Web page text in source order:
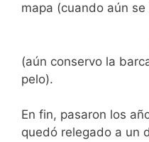
mapa (cuando aún
(aún conservo la
pelo).
En fin, pasaron los
quedó relegado a un